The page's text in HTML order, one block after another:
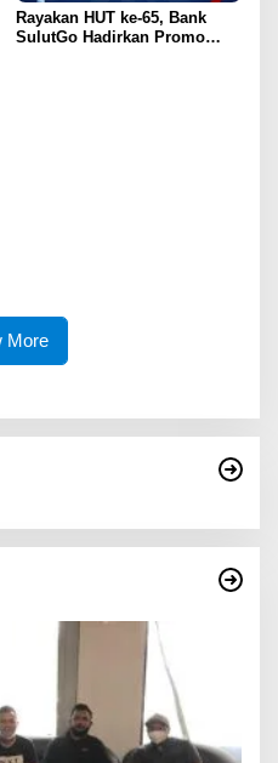
Rayakan HUT ke-65, Bank
SulutGo Hadirkan Promo
More